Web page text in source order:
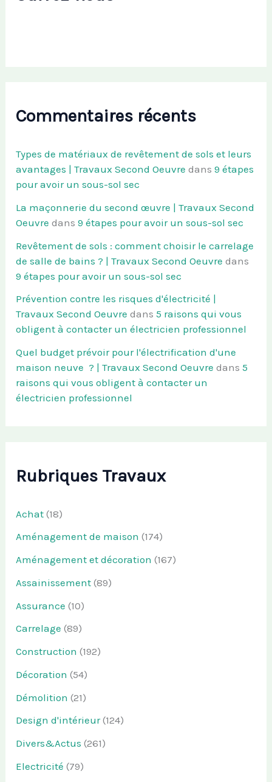
Commentaires récents
Types de matériaux de revêtement de sols et leurs
avantages | Travaux Second Oeuvre dans9 étapes
pour avoir un sous-sol sec
La maçonnerie du second œuvre | Travaux Second
Oeuvre dans9 étapes pour avoir un sous-sol sec
Revêtement de sols : comment choisir le carrelage
de salle de bains ? | Travaux Second Oeuvre dans
9 étapes pour avoir un sous-sol sec
Prévention contre les risques d'électricité |
Travaux Second Oeuvre dans5 raisons qui vous
obligent à contacter un électricien professionnel
Quel budget prévoir pour l'électrification d'une
maison neuve ? | Travaux Second Oeuvre dans5
raisons qui vous obligent à contacter un
électricien professionnel
Rubriques Travaux
Achat (18)
Aménagement de maison (174)
Aménagement et décoration (167)
Assainissement (89)
Assurance (10)
Carrelage (89)
Construction (192)
Décoration (54)
Démolition (21)
Design d'intérieur(124)
Divers&Actus (261)
Electricité (79)